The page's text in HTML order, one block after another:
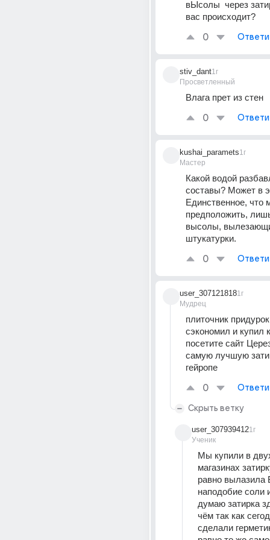
вЫсолы  через
вас происходит?
0
stiv_dant
Просветленный
1г
Влага прет из стен
0
kushai_paramets
Мастер
1г
Какой водой
составы? Может в
Единственное, что
предположить,
высолы,
штукатурки.
0
user_307121818
Мудрец
1г
плиточник
сэкономил и купил
посетите сайт
самую лучшую
гейропе
0
Скрыть ветку
user_307939412
Ученик
1г
Мы купили в
магазинах
равно вылазила
наподобие соли
думаю затирка
чём так как
сделали